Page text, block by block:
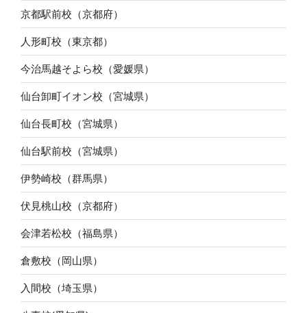
京都駅前校（京都府）
人形町校（東京都）
今治馬越そよら校（愛媛県）
仙台卸町イオン校（宮城県）
仙台長町校（宮城県）
仙台駅前校（宮城県）
伊勢崎校（群馬県）
伏見桃山校（京都府）
会津若松校（福島県）
倉敷校（岡山県）
入間校（埼玉県）